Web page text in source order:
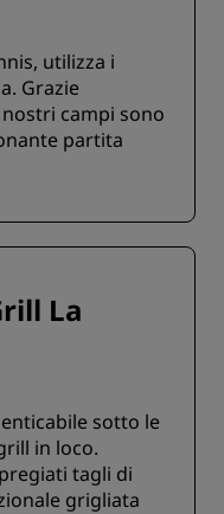
utilizza i
Grazie
campi sono
partita
La
sotto le
in loco.
tagli di
grigliata